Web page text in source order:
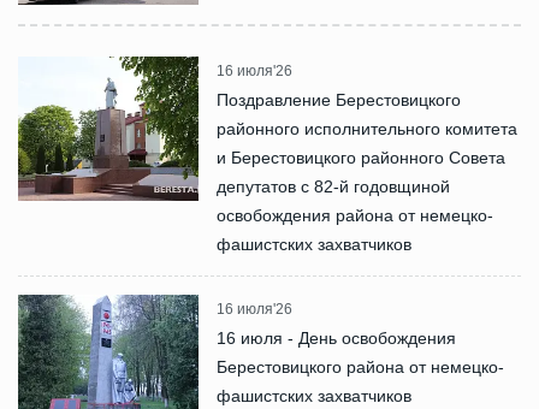
16 июля'26
Поздравление Берестовицкого
районного исполнительного комитета
и Берестовицкого районного Совета
депутатов с 82-й годовщиной
освобождения района от немецко-
фашистских захватчиков
16 июля'26
16 июля - День освобождения
Берестовицкого района от немецко-
фашистских захватчиков